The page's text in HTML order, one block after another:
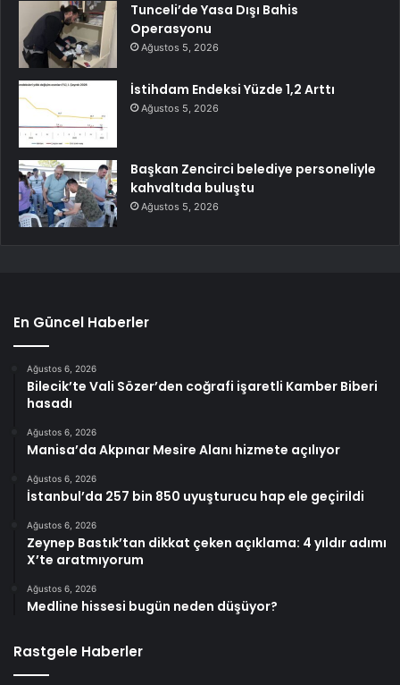
Tunceli’de Yasa Dışı Bahis
Operasyonu
Ağustos 5, 2026
İstihdam Endeksi Yüzde 1,2 Arttı
Ağustos 5, 2026
Başkan Zencirci belediye personeliyle
kahvaltıda buluştu
Ağustos 5, 2026
En Güncel Haberler
Ağustos 6, 2026
Bilecik’te Vali Sözer’den coğrafi işaretli Kamber Biberi
hasadı
Ağustos 6, 2026
Manisa’da Akpınar Mesire Alanı hizmete açılıyor
Ağustos 6, 2026
İstanbul’da 257 bin 850 uyuşturucu hap ele geçirildi
Ağustos 6, 2026
Zeynep Bastık’tan dikkat çeken açıklama: 4 yıldır adımı
X’te aratmıyorum
Ağustos 6, 2026
Medline hissesi bugün neden düşüyor?
Rastgele Haberler